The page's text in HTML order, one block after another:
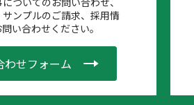
ンプルのご請求、採用情
い合わせください。
わせフォーム